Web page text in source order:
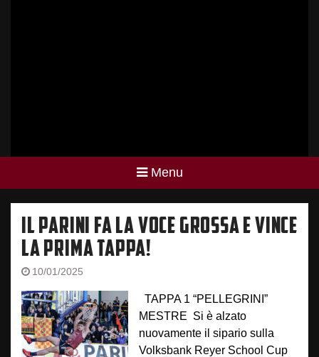
Menu
IL PARINI FA LA VOCE GROSSA E VINCE
LA PRIMA TAPPA!
10/01/2025
TAPPA 1 “PELLEGRINI”
MESTRE Si è alzato
nuovamente il sipario sulla
Volksbank Reyer School Cup